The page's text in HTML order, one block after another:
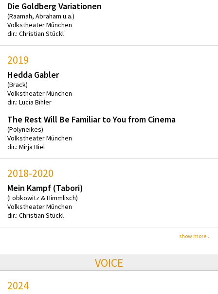
Die Goldberg Variationen
(Raamah, Abraham u.a.)
Volkstheater München
dir.: Christian Stückl
2019
Hedda Gabler
(Brack)
Volkstheater München
dir.: Lucia Bihler
The Rest Will Be Familiar to You from Cinema
(Polyneikes)
Volkstheater München
dir.: Mirja Biel
2018-2020
Mein Kampf (Tabori)
(Lobkowitz & Himmlisch)
Volkstheater München
dir.: Christian Stückl
show more...
VOICE
2024